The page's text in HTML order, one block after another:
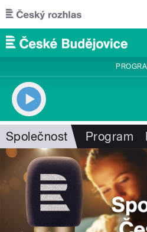
Přejít k hlavnímu obsahu
Společnost Program